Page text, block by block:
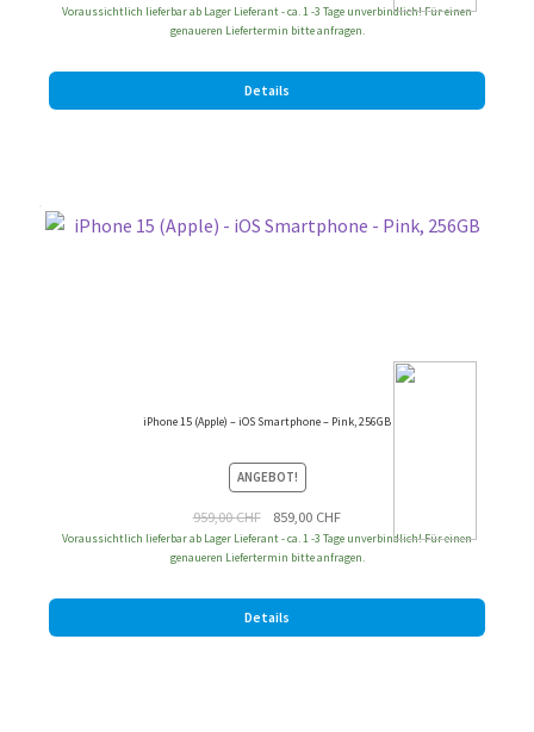
Preis
war:
Preis
ist:
Voraussichtlich lieferbar ab Lager Lieferant - ca. 1 -3 Tage unverbindlich! Für einen
genaueren Liefertermin bitte anfragen.
Details
iPhone 15 (Apple) – iOS Smartphone – Pink, 256GB
ANGEBOT!
959,00CHF
Ursprünglicher
Preis
war:
859,00 CHFAktueller
Preis
ist:
Voraussichtlich lieferbar ab Lager Lieferant - ca. 1 -3 Tage unverbindlich! Für einen
genaueren Liefertermin bitte anfragen.
Details